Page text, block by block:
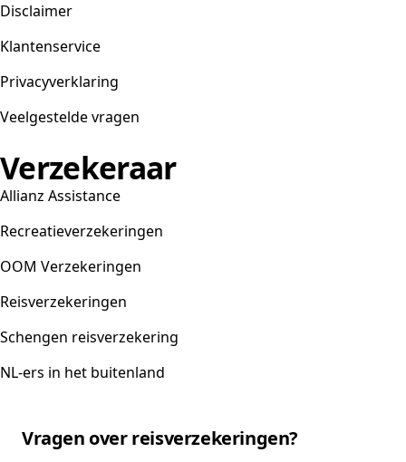
Disclaimer
Klantenservice
Privacyverklaring
Veelgestelde vragen
Verzekeraar
Allianz Assistance
Recreatieverzekeringen
OOM Verzekeringen
Reisverzekeringen
Schengen reisverzekering
NL-ers in het buitenland
Vragen over reisverzekeringen?